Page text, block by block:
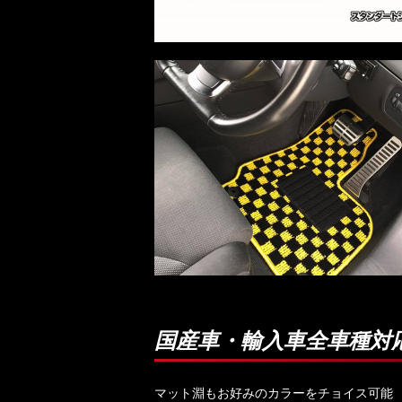
国産車・輸入車全車種対
マット淵もお好みのカラーをチョイス可能